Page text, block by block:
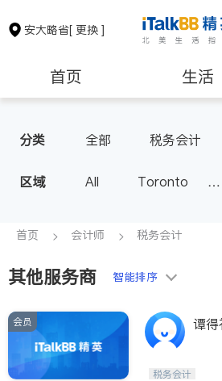
安大略省[ 更换 ]
首页 生活
保险理财 房地产租
银行贷款 会计师
建筑装修
分类 全部 税务会计
区域 All
Toronto
Scarborough
North York
Brampton
Kitchener
首页 会计师 税务会计
其他服务商 智能排序
会员 谭得
税务会计